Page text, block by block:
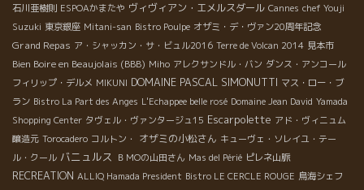
石川亜樹則 ESPOAかまたや ヴィヴィアン・エメルスダール Cannes chef Youji
Suzuki 東京銀座 Mitani-san Bistro Poulpe オザミ・デ・ヴァン20周年記念
Grand Repas ア・シャッカン・サ・ビュル2016 Terre de Volcan 2014 見本市
Bien Boire en Beaujolais (BBB) Miho アレクサンドル・バン ダンス・アンコール
フィリップ・デルメ MIKUNI DOMAINE PASCAL SIMONUTTI マス・ロー・ブ
ラン Bistro La Part des Anges L'Echappee belle rosé Domaine Jean David Yamada
Shopping Center タヴェル・ヴァンタージュ15 Escarpolette アド・ヴィニュム
醸造元 Torocadero コルトン・ オザミの小松さん キューヴェ・ソレイユ・テー
ル・クール バニュルス ＢＭОの山田さん Mas del Périé ピレネ山脈
RECREATION ALLIQ Hamada President Bistro LE CERCLE ROUGE 鳥海シェフ